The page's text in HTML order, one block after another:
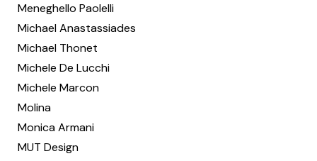
Meneghello Paolelli
Michael Anastassiades
Michael Thonet
Michele De Lucchi
Michele Marcon
Molina
Monica Armani
MUT Design